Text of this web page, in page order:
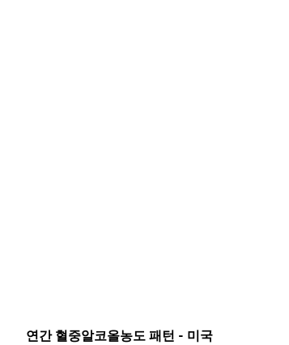
연간 혈중알코올농도 패턴 - 미국